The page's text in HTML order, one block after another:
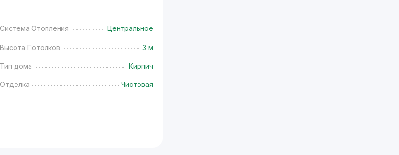
Система Отопления Центральное
Высота Потолков 3 м
Тип дома Кирпич
Отделка Чистовая